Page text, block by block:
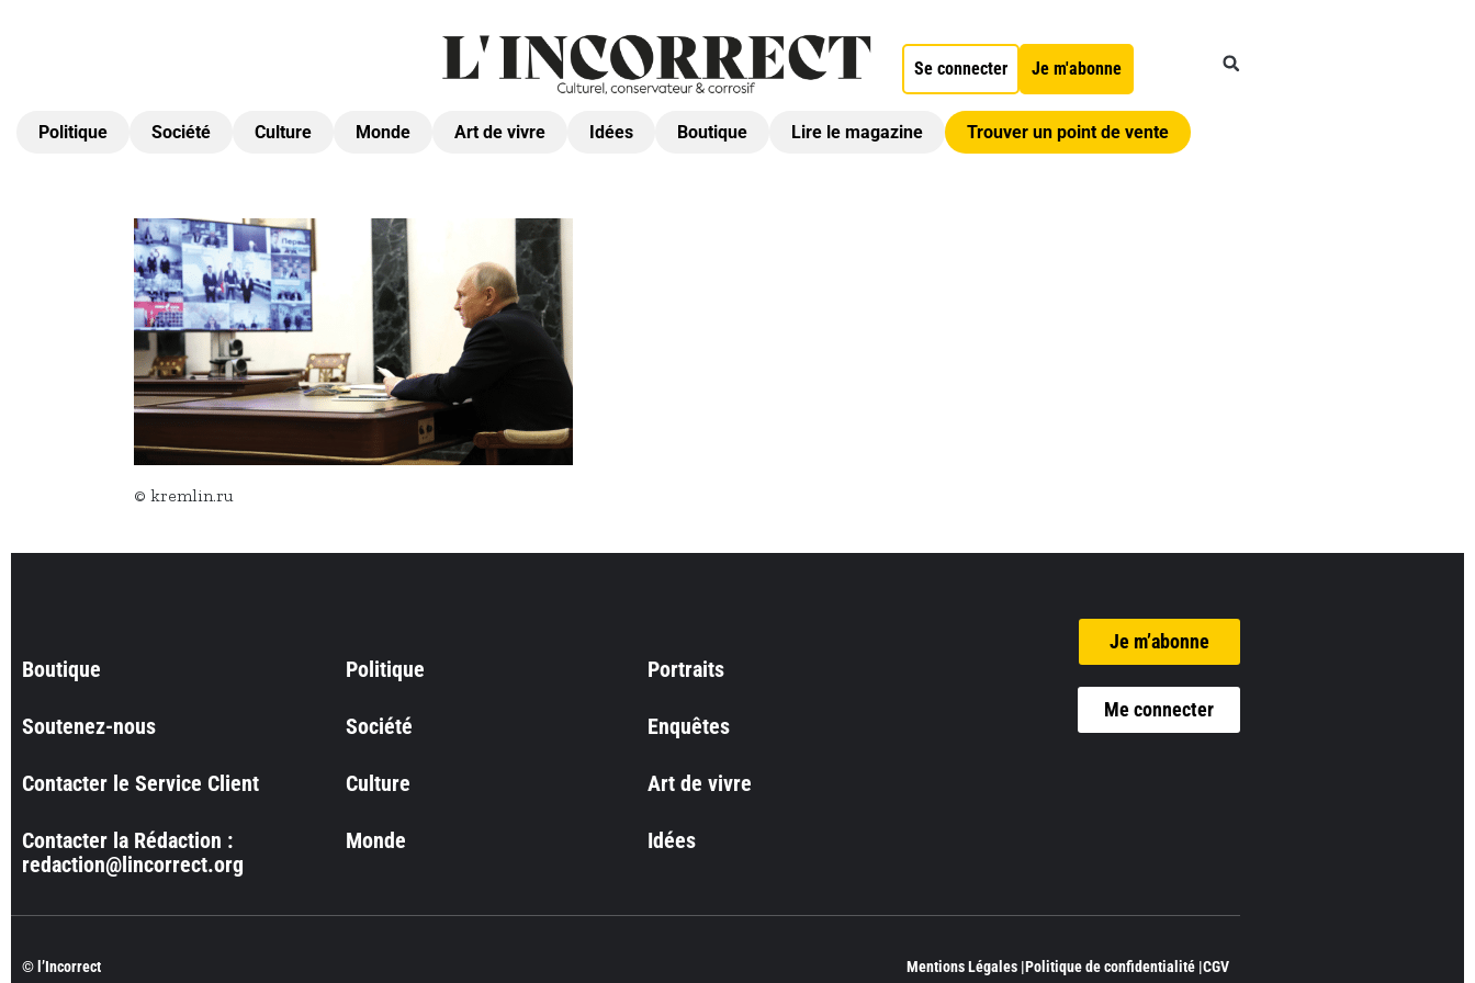
Se connecter Je m'abonne
Politique Société Culture Monde Art de vivre Idées Boutique Lire le magazine Trouver un point de vente
© kremlin.ru
Boutique
Soutenez-nous
Contacter le Service Client
Contacter la Rédaction :
redaction@lincorrect.org
Politique
Société
Culture
Monde
Portraits
Enquêtes
Art de vivre
Idées
Je m’abonne
Me connecter
© l’Incorrect Mentions Légales |Politique de confidentialité |CGV